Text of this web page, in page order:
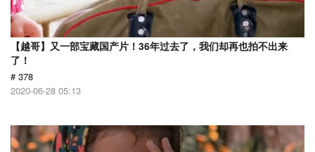
【越哥】又一部宝藏国产片！36年过去了，我们却再也拍不出来
了！
# 378
2020-06-28 05:13